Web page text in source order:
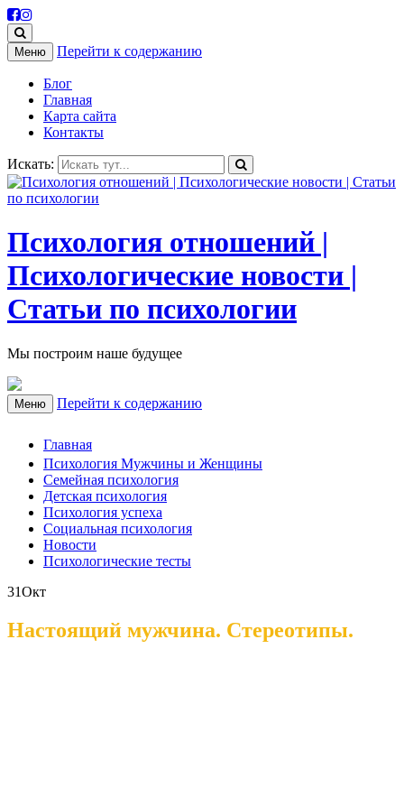
Меню Перейти к содержанию
Блог
Главная
Карта сайта
Контакты
Искать:
Психология отношений |
Психологические новости |
Статьи по психологии
Мы построим наше будущее
Меню Перейти к содержанию
Главная
Психология Мужчины и Женщины
Семейная психология
Детская психология
Психология успеха
Социальная психология
Новости
Психологические тесты
31Окт
Настоящий мужчина. Стереотипы.